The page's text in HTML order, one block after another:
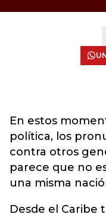
En estos
política, los
contra otros
parece que no
una misma
Desde el Caribe